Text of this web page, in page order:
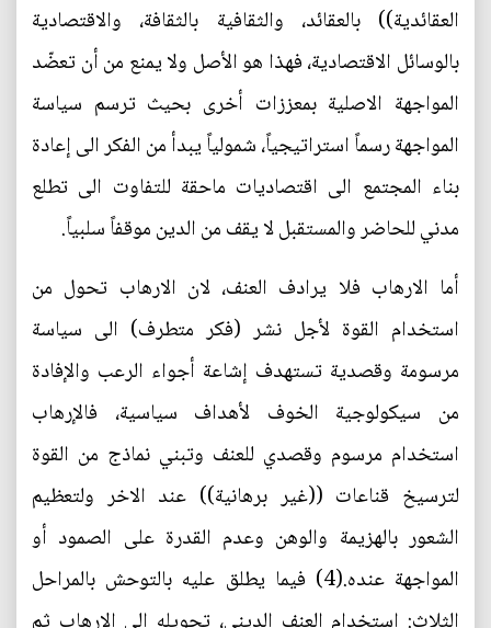
العقائدية)) بالعقائد، والثقافية بالثقافة، والاقتصادية
بالوسائل الاقتصادية، فهذا هو الأصل ولا يمنع من أن تعضّد
المواجهة الاصلية بمعززات أخرى بحيث ترسم سياسة
المواجهة رسماً استراتيجياً، شمولياً يبدأ من الفكر الى إعادة
بناء المجتمع الى اقتصاديات ماحقة للتفاوت الى تطلع
مدني للحاضر والمستقبل لا يقف من الدين موقفاً سلبياً.
أما الارهاب فلا يرادف العنف، لان الارهاب تحول من
استخدام القوة لأجل نشر (فكر متطرف) الى سياسة
مرسومة وقصدية تستهدف إشاعة أجواء الرعب والإفادة
من سيكولوجية الخوف لأهداف سياسية، فالإرهاب
استخدام مرسوم وقصدي للعنف وتبني نماذج من القوة
لترسيخ قناعات ((غير برهانية)) عند الاخر ولتعظيم
الشعور بالهزيمة والوهن وعدم القدرة على الصمود أو
المواجهة عنده.(4) فيما يطلق عليه بالتوحش بالمراحل